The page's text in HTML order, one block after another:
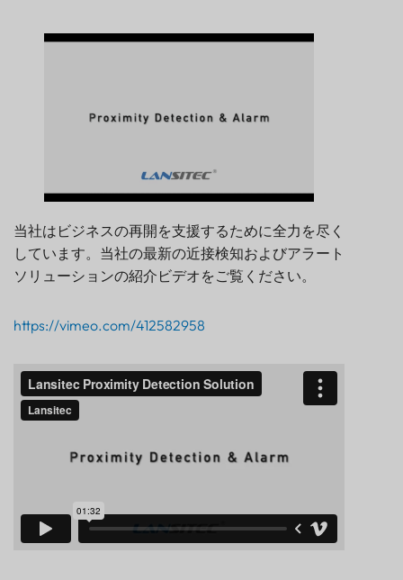
当社はビジネスの再開を支援するために全力を尽く
しています。当社の最新の近接検知およびアラート
ソリューションの紹介ビデオをご覧ください。
https://vimeo.com/412582958